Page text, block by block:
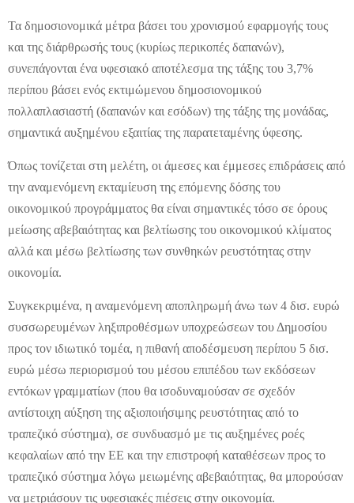
Τα δημοσιονομικά μέτρα βάσει του χρονισμού εφαρμογής τους
και της διάρθρωσής τους (κυρίως περικοπές δαπανών),
συνεπάγονται ένα υφεσιακό αποτέλεσμα της τάξης του 3,7%
περίπου βάσει ενός εκτιμώμενου δημοσιονομικού
πολλαπλασιαστή (δαπανών και εσόδων) της τάξης της μονάδας,
σημαντικά αυξημένου εξαιτίας της παρατεταμένης ύφεσης.
Όπως τονίζεται στη μελέτη, οι άμεσες και έμμεσες επιδράσεις από
την αναμενόμενη εκταμίευση της επόμενης δόσης του
οικονομικού προγράμματος θα είναι σημαντικές τόσο σε όρους
μείωσης αβεβαιότητας και βελτίωσης του οικονομικού κλίματος
αλλά και μέσω βελτίωσης των συνθηκών ρευστότητας στην
οικονομία.
Συγκεκριμένα, η αναμενόμενη αποπληρωμή άνω των 4 δισ. ευρώ
συσσωρευμένων ληξιπροθέσμων υποχρεώσεων του Δημοσίου
προς τον ιδιωτικό τομέα, η πιθανή αποδέσμευση περίπου 5 δισ.
ευρώ μέσω περιορισμού του μέσου επιπέδου των εκδόσεων
εντόκων γραμματίων (που θα ισοδυναμούσαν σε σχεδόν
αντίστοιχη αύξηση της αξιοποιήσιμης ρευστότητας από το
τραπεζικό σύστημα), σε συνδυασμό με τις αυξημένες ροές
κεφαλαίων από την ΕΕ και την επιστροφή καταθέσεων προς το
τραπεζικό σύστημα λόγω μειωμένης αβεβαιότητας, θα μπορούσαν
να μετριάσουν τις υφεσιακές πιέσεις στην οικονομία.